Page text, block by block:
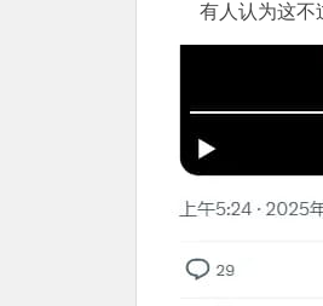
有人认为这不